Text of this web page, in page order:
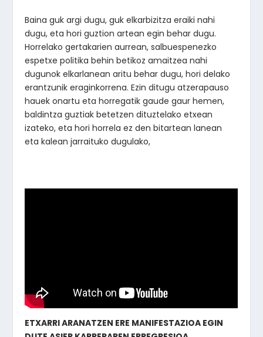
Baina guk argi dugu, guk elkarbizitza eraiki nahi
dugu, eta hori guztion artean egin behar dugu.
Horrelako gertakarien aurrean, salbuespenezko
espetxe politika behin betikoz amaitzea nahi
dugunok elkarlanean aritu behar dugu, hori delako
erantzunik eraginkorrena. Ezin ditugu atzerapauso
hauek onartu eta horregatik gaude gaur hemen,
baldintza guztiak betetzen dituztelako etxean
izateko, eta hori horrela ez den bitartean lanean
eta kalean jarraituko dugulako,
ETXARRI ARANATZEN ERE MANIFESTAZIOA EGIN